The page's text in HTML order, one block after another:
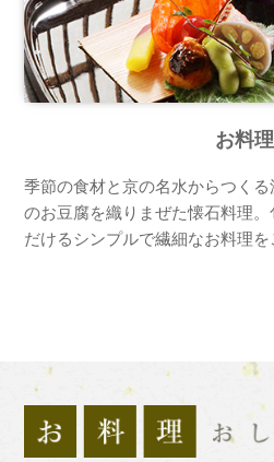
お料理
季節の食材と京の名水からつく
のお豆腐を織りまぜた懐石料理
だけるシンプルで繊細なお料理を